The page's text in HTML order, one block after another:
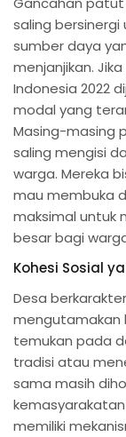
saling
sumber daya
menjanjikan.
Indonesia 2022
modal yang
Masing-masing
saling mengisi
warga. Mereka
mau membuka
maksimal untuk
besar bagi
Kohesi Sosial
Desa
mengutamakan
temukan pada
tradisi atau
sama masih
memiliki